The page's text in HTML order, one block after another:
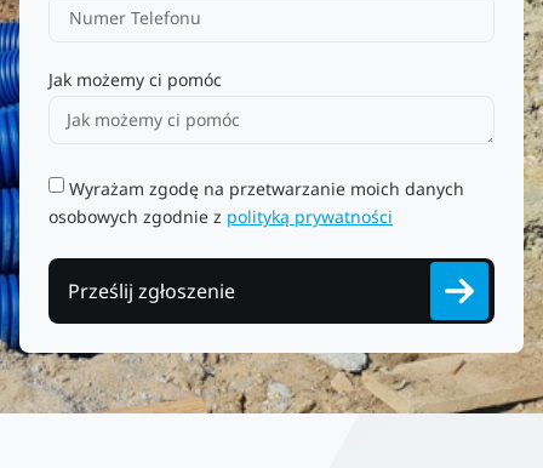
Jak możemy ci pomóc
Wyrażam zgodę na przetwarzanie moich danych
osobowych zgodnie z polityką prywatności
Prześlij zgłoszenie